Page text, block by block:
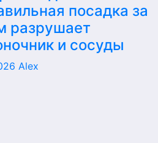
посадка за
разрушает
и сосуды
Alex